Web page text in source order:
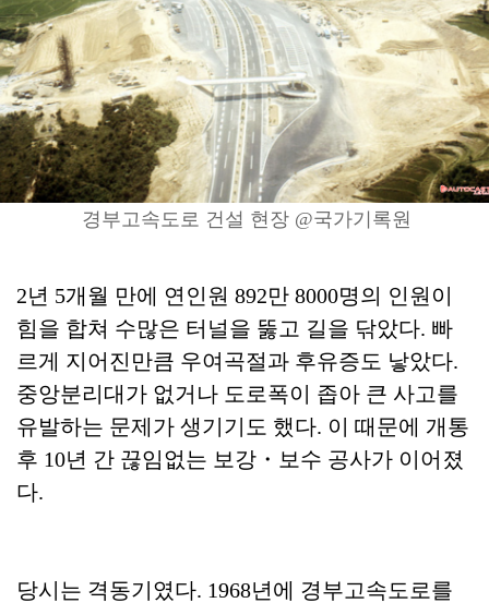
경부고속도로 건설 현장 @국가기록원
2년 5개월 만에 연인원 892만 8000명의 인원이
힘을 합쳐 수많은 터널을 뚫고 길을 닦았다. 빠
르게 지어진만큼 우여곡절과 후유증도 낳았다.
중앙분리대가 없거나 도로폭이 좁아 큰 사고를
유발하는 문제가 생기기도 했다. 이 때문에 개통
후 10년 간 끊임없는 보강・보수 공사가 이어졌
다.
당시는 격동기였다. 1968년에 경부고속도로를